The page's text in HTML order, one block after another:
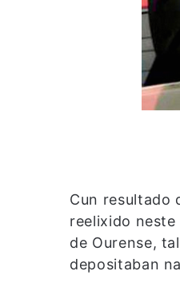
Cun resultado
reelixido
de Ourense,
depositaban